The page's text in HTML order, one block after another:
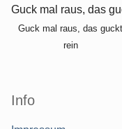
Guck mal raus, das
Guck mal raus, das guckt
rein
Info